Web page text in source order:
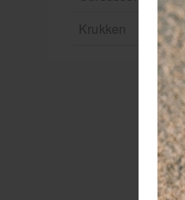
Krukken